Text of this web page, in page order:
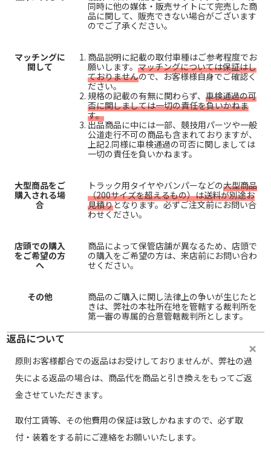
同時に他の媒体・販売サイトにて完売した商
品に関して、販売できない場合がございます
のでご了承ください。
マッチングに
関して
商品説明に記載の取付車種はご参考程度でお
願いします。 マッチングについては保証はし
ておりませんので、お客様様自身でご確認く
ださい。
規格の記載の有無に関わらず、 車検通過の可
否に関しましては一切の責任を負いかねま
す。
出品商品に中には一部、競技用パーツや一般
公道走行不可の商品も含まれておりますが、
上記2.同様に車検通過の可否に関しましては
一切の責任を負いかねます。
大型商品をご
購入される場
合
トラック用タイヤやバンパーなどの大型商品
（200サイズを超えるもの）は送料が別途お
見積りとなります。必ずご注文前にお問い合
わせください。
店頭での購入
をご希望の方
へ
商品によって保管店舗が異なるため、店頭で
の購入をご希望の方は、来店前にお問い合わ
せください。
その他
商品のご購入に関し法律上の争いが生じたと
きは、弊社の本社所在地を管轄する裁判所を
第一審の専属的合意管轄裁判所とします。
返品について
原則お客様都合での返品はお受けしておりませんが、弊社の過
失による返品の場合は、商品代を商品と引き換えをもってご返
金させていただきます。
取付工賃等、その他費用の保証は致しかねますので、必ず取
付・装着をする前にご連絡をお願いいたします。